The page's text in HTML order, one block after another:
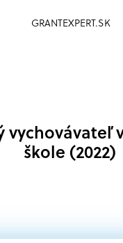
GRANTEXPERT.SK
vychovávateľ
škole (2022)